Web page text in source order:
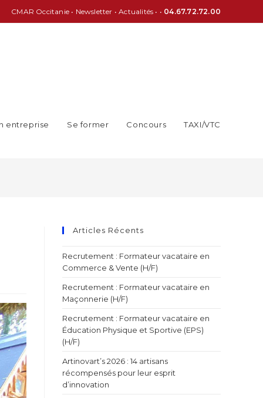
CMAR Occitanie• Newsletter •Actualités • • 04.67.72.72.00
entreprise Se former Concours TAXI/VTC
Articles Récents
Recrutement : Formateur vacataire en
Commerce & Vente (H/F)
Recrutement : Formateur vacataire en
Maçonnerie (H/F)
Recrutement : Formateur vacataire en
Éducation Physique et Sportive (EPS)
(H/F)
Artinovart’s 2026 : 14 artisans
récompensés pour leur esprit
d’innovation